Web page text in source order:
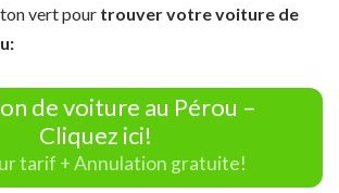
vert pour trouver votre voiture de
de voiture au Pérou –
Cliquez ici!
tarif + Annulation gratuite!